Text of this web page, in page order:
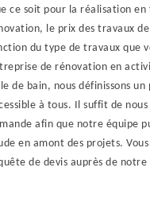
ce soit pour la réalisation
le prix des travaux
du type de travaux que
de rénovation en
de bain, nous définissons
à tous. Il suffit de
afin que notre équipe
en amont des projets.
de devis auprès de notre